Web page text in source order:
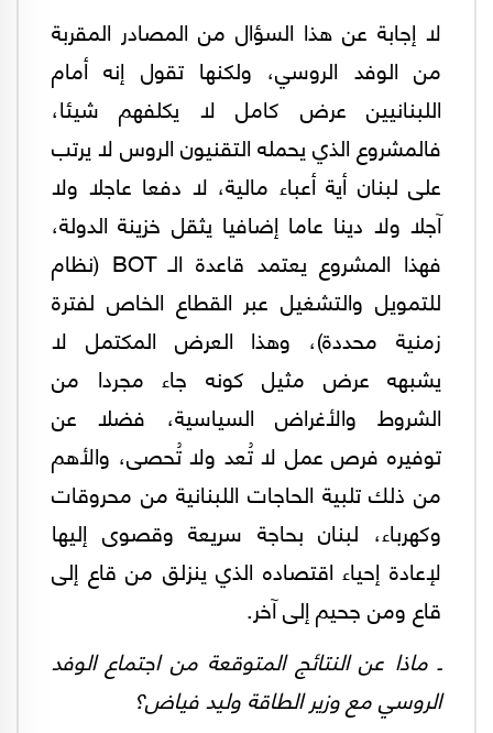
لا إجابة عن هذا السؤال من المصادر المقربة
من الوفد الروسي، ولكنها تقول إنه أمام
اللبنانيين عرض كامل لا يكلفهم شيئا،
فالمشروع الذي يحمله التقنيون الروس لا يرتب
على لبنان أية أعباء مالية، لا دفعا عاجلا ولا
آجلا ولا دينا عاما إضافيا يثقل خزينة الدولة،
فهذا المشروع يعتمد قاعدة الـ BOT (نظام
للتمويل والتشغيل عبر القطاع الخاص لفترة
زمنية محددة)، وهذا العرض المكتمل لا
يشبهه عرض مثيل كونه جاء مجردا من
الشروط والأغراض السياسية، فضلا عن
توفيره فرص عمل لا تُعد ولا تُحصى، والأهم
من ذلك تلبية الحاجات اللبنانية من محروقات
وكهرباء، لبنان بحاجة سريعة وقصوى إليها
لإعادة إحياء اقتصاده الذي ينزلق من قاع إلى
قاع ومن جحيم إلى آخر.
ـ ماذا عن النتائج المتوقعة من اجتماع الوفد
الروسي مع وزير الطاقة وليد فياض؟